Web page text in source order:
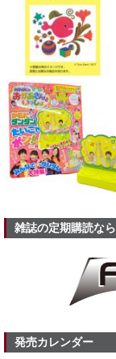
雑誌の定期購読なら
発売カレンダー